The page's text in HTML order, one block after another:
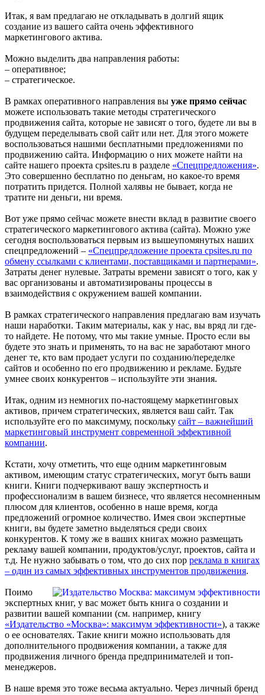
Итак, я вам предлагаю не откладывать в долгий ящик
создание из вашего сайта очень эффективного
маркетингового актива.
Можно выделить два направления работы:
– оперативное;
– стратегическое.
В рамках оперативного направления вы уже прямо сейчас
можете использовать такие методы стратегического
продвижения сайта, которые не зависят о того, будете ли вы в
будущем переделывать свой сайт или нет. Для этого можете
воспользоваться нашими бесплатными предложениями по
продвижению сайта. Информацию о них можете найти на
сайте нашего проекта cpsites.ru в разделе «Спецпредложения».
Это совершенно бесплатно по деньгам, но какое-то время
потратить придется. Полной халявы не бывает, когда не
тратите ни деньги, ни время.
Вот уже прямо сейчас можете внести вклад в развитие своего
стратегического маркетингового актива (сайта). Можно уже
сегодня воспользоваться первым из вышеупомянутых наших
спецпредложений – «Спецпредложение проекта cpsites.ru по
обмену ссылками с клиентами, поставщиками и партнерами».
Затраты денег нулевые. Затраты времени зависят о того, как у
вас организованы и автоматизированы процессы в
взаимодействия с окружением вашей компании.
В рамках стратегического направления предлагаю вам изучать
наши наработки. Таким материалы, как у нас, вы вряд ли где-
то найдете. Не потому, что мы такие умные. Просто если вы
будете это знать и применять, то на вас не заработают много
денег те, кто вам продает услуги по созданию/переделке
сайтов и особенно по его продвижению и рекламе. Будьте
умнее своих конкурентов – используйте эти знания.
Итак, одним из немногих по-настоящему маркетинговых
активов, причем стратегических, является ваш сайт. Так
используйте его по максимуму, поскольку сайт – важнейший
маркетинговый инструмент современной эффективной
компании.
Кстати, хочу отметить, что еще одним маркетинговым
активом, имеющим статус стратегических, могут быть ваши
книги. Книги подчеркивают вашу экспертность и
профессионализм в вашем бизнесе, что является несомненным
плюсом для клиентов, особенно в наше время, когда
предложений огромное количество. Имея свои экспертные
книги, вы будете заметно выделяться среди своих
конкурентов. К тому же в ваших книгах можно размещать
рекламу вашей компании, продуктов/услуг, проектов, сайта и
т.д. Не нужно забывать о том, что до сих пор реклама в книгах
– один из самых эффективных инструментов продвижения.
Поимо
экспертных книг, у вас может быть книга о создании и
развитии вашей компании (см. например, книгу
«Издательство «Москва»: максимум эффективности»), а также
о ее основателях. Такие книги можно использовать для
дополнительного продвижения компании, а также для
продвижения личного бренда предпринимателей и топ-
менеджеров.
В наше время это тоже весьма актуально. Через личный бренд